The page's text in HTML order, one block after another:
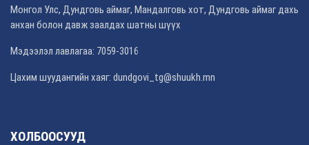
Монгол Улс, Дундговь аймаг, Мандалговь хот, Дундговь аймаг дахь
анхан болон давж заалдах шатны шүүх
Мэдээлэл лавлагаа: 7059-3016
Цахим шуудангийн хаяг: dundgovi_tg@shuukh.mn
ХОЛБООСУУД